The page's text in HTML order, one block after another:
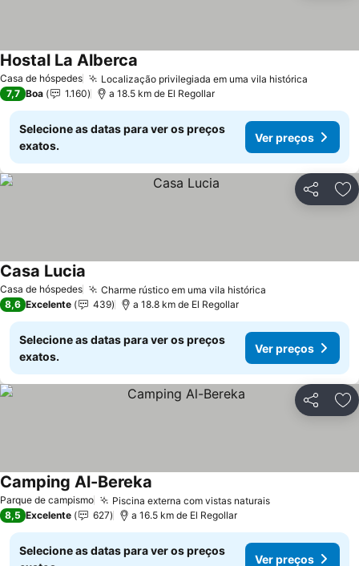
Casa de hóspedes Localização privilegiada em uma vila histórica
Hostal La Alberca
7,7 Boa 1.160 a 18.5 km de El Regollar
Selecione as datas para ver os preços
exatos.
Ver preços
Partilhar
Casa de hóspedes Charme rústico em uma vila histórica
Casa Lucia
8,6 Excelente 439 a 18.8 km de El Regollar
Selecione as datas para ver os preços
exatos.
Ver preços
Partilhar
Parque de campismo Piscina externa com vistas naturaisVer preços
Camping Al-Bereka
8,5 Excelente 627 a 16.5 km de El Regollar
Selecione as datas para ver os preços
Ver preços